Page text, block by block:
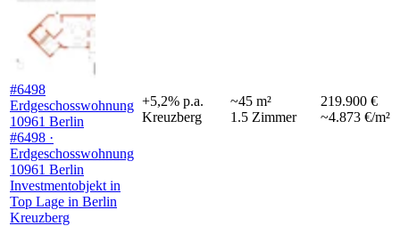
#6498
Erdgeschosswohnung
10961 Berlin
#6498 ·
Erdgeschosswohnung
10961 Berlin
Investmentobjekt in
Top Lage in Berlin
Kreuzberg
+5,2% p.a.
Kreuzberg
~45 m²
1.5 Zimmer
219.900 €
~4.873 €/m²